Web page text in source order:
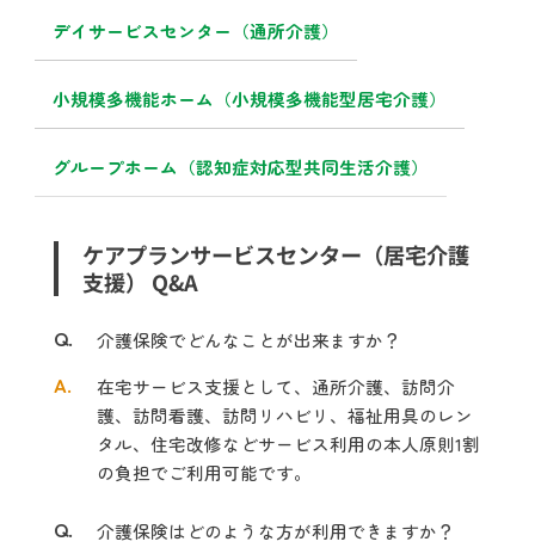
デイサービスセンター（通所介護）
小規模多機能ホーム（小規模多機能型居宅介護）
グループホーム（認知症対応型共同生活介護）
ケアプランサービスセンター（居宅介護
支援） Q&A
Q. 介護保険でどんなことが出来ますか？
A.
在宅サービス支援として、通所介護、訪問介
護、訪問看護、訪問リハビリ、福祉用具のレン
タル、住宅改修などサービス利用の本人原則1割
の負担でご利用可能です。
Q. 介護保険はどのような方が利用できますか？